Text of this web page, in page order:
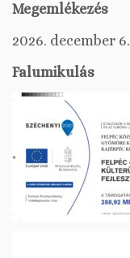
Megemlékezés
2026. december 6.
Falumikulás